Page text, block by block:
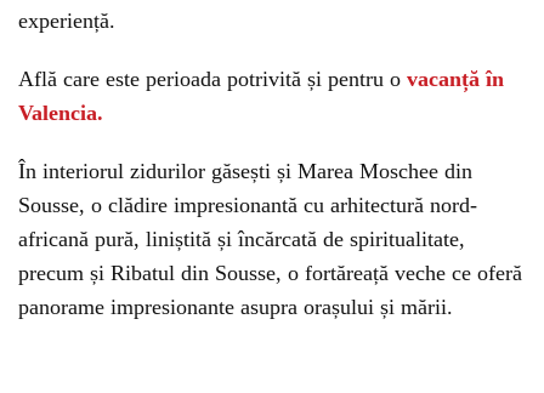
experiență.
Află care este perioada potrivită și pentru o vacanță în
Valencia.
În interiorul zidurilor găsești și Marea Moschee din
Sousse, o clădire impresionantă cu arhitectură nord-
africană pură, liniștită și încărcată de spiritualitate,
precum și Ribatul din Sousse, o fortăreață veche ce oferă
panorame impresionante asupra orașului și mării.